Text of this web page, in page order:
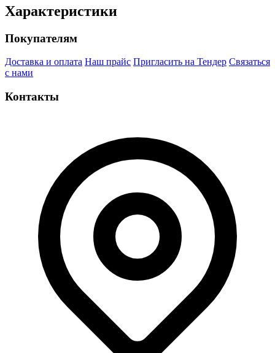
Характеристики
Покупателям
Доставка и оплата Наш прайс Пригласить на Тендер Связаться
с нами
Контакты